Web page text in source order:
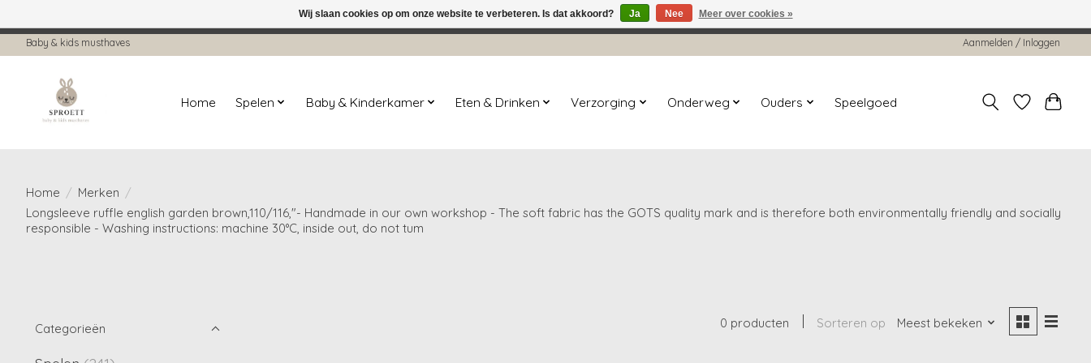
Baby & kids musthaves Aanmelden / Inloggen
Home Spelen Baby & Kinderkamer Eten & Drinken Verzorging Onderweg Ouders Speelgoed
Home / Merken /
Longsleeve ruffle english garden brown,110/116,"- Handmade in our own workshop - The soft fabric has the GOTS quality mark and is therefore both environmentally friendly and socially
responsible - Washing instructions: machine 30°C, inside out, do not tum
Categorieën 0 producten Sorteren op Meest bekeken
Wij slaan cookies op om onze website te verbeteren. Is dat akkoord? Ja Nee Meer over cookies »
← Keer terug naar de backofficeDeze winkel is in aanbouw. Eventueel geplaatste orders zullen niet worden gehonoreerd of verwerkt.